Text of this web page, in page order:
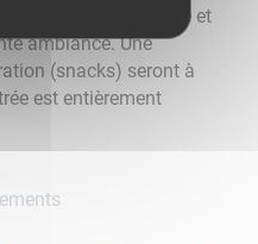
très divertissante et
ambiance. Une
(snacks) seront à
est entièrement